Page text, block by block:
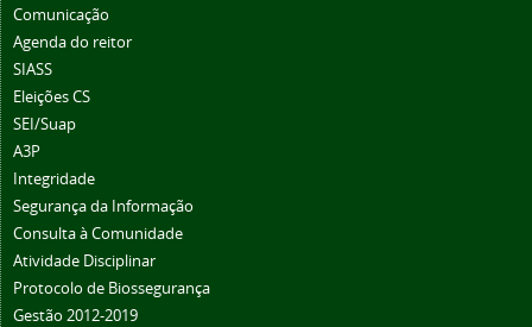
Comunicação
Agenda do reitor
SIASS
Eleições CS
SEI/Suap
A3P
Integridade
Segurança da Informação
Consulta à Comunidade
Atividade Disciplinar
Protocolo de Biossegurança
Gestão 2012-2019